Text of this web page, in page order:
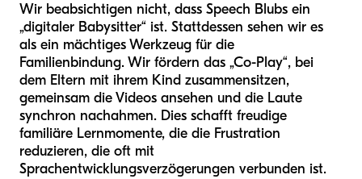
Wir beabsichtigen nicht, dass Speech Blubs ein
„digitaler Babysitter“ ist. Stattdessen sehen wir es
als ein mächtiges Werkzeug für die
Familienbindung. Wir fördern das „Co-Play“, bei
dem Eltern mit ihrem Kind zusammensitzen,
gemeinsam die Videos ansehen und die Laute
synchron nachahmen. Dies schafft freudige
familiäre Lernmomente, die die Frustration
reduzieren, die oft mit
Sprachentwicklungsverzögerungen verbunden ist.